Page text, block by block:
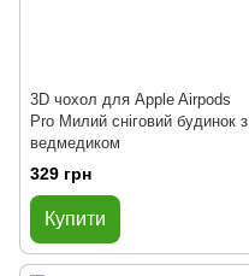
3D чохол для Apple Airpods
Pro Милий сніговий будинок з
ведмедиком
329 грн
Купити